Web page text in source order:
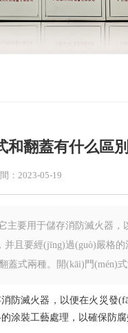
翻蓋有什么區別
：2023-05-19
主要用于儲存消防滅火器
并且要經(jīng)過(guò)嚴格的涂
式兩種。開(kāi)門(mén)
滅火器，以便在火災
工藝處理，以確保防腐效果